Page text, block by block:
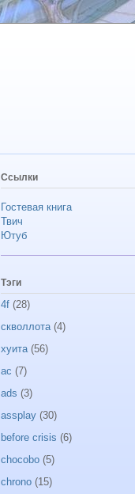
Ссылки
Гостевая книга
Твич
Ютуб
Тэги
4f (28)
скволлота (4)
хуита (56)
ac (7)
ads (3)
assplay (30)
before crisis (6)
chocobo (5)
chrono (15)